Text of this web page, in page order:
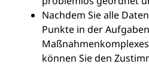
Nachdem Sie alle
Punkte in der
können Sie den